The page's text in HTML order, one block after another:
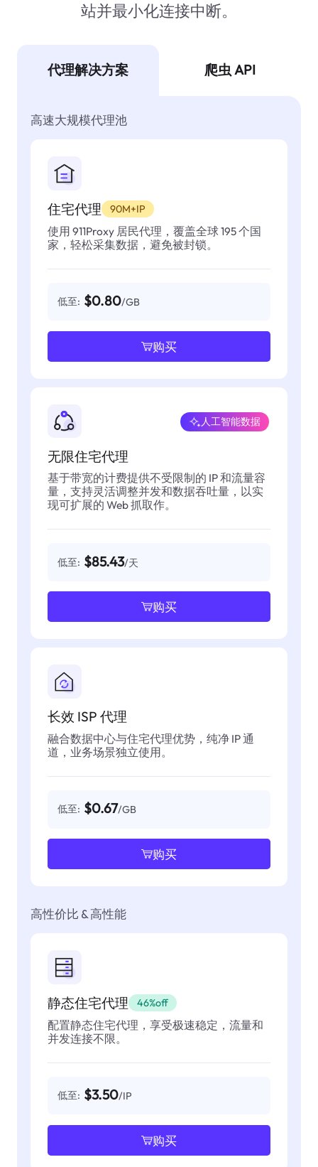
站并最小化连接中断。
代理解决方案 爬虫 API
高速大规模代理池
住宅代理 90M+IP
使用 911Proxy 居民代理，覆盖全球 195 个国
家，轻松采集数据，避免被封锁。
低至: $0.80/GB
购买
无限住宅代理
人工智能数据
基于带宽的计费提供不受限制的 IP 和流量容
量，支持灵活调整并发和数据吞吐量，以实
现可扩展的 Web 抓取作。
低至: $85.43/天
购买
长效 ISP 代理
融合数据中心与住宅代理优势，纯净 IP 通
道，业务场景独立使用。
低至: $0.67/GB
购买
高性价比 & 高性能
静态住宅代理 46%off
配置静态住宅代理，享受极速稳定，流量和
并发连接不限。
低至: $3.50/IP
购买